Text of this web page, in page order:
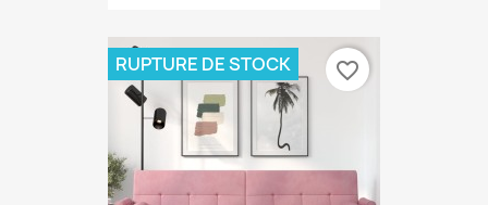
RUPTURE DE STOCK favorite_border